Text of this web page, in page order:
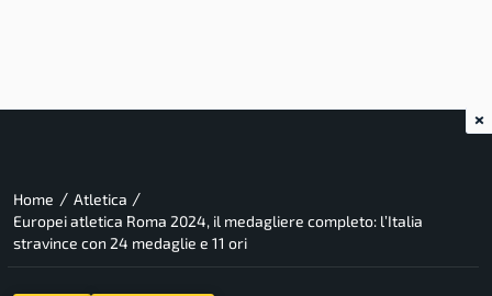
Home / Atletica /
Europei atletica Roma 2024, il medagliere completo: l’Italia
stravince con 24 medaglie e 11 ori
×